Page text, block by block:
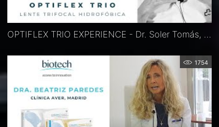
OPTIFLEX TRIO EXPERIENCE - Dr. Soler Tomás, Barcelona, Spanien
1754